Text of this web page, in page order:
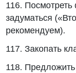
116.
задуматься
рекомендуем).
117. Закопать
118. Предложить